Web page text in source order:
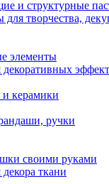
и структурные
творчества,
элементы
декоративных
и керамики
ручки
своими руками
ткани